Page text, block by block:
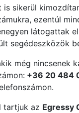
sikerül
ezentúl
látogattak
segédeszközök
még nincsenek
+36 20 484
tartjuk az Egressy